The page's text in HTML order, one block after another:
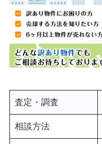
査定・調査
相談方法